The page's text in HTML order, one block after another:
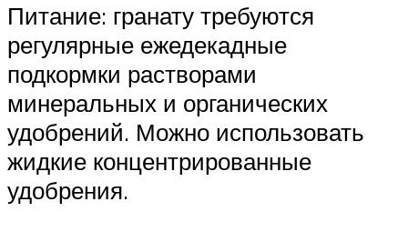
Питание: гранату требуются
регулярные ежедекадные
подкормки растворами
минеральных и органических
удобрений. Можно использовать
жидкие концентрированные
удобрения.